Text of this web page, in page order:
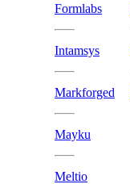
Formlabs
Intamsys
Markforged
Mayku
Meltio